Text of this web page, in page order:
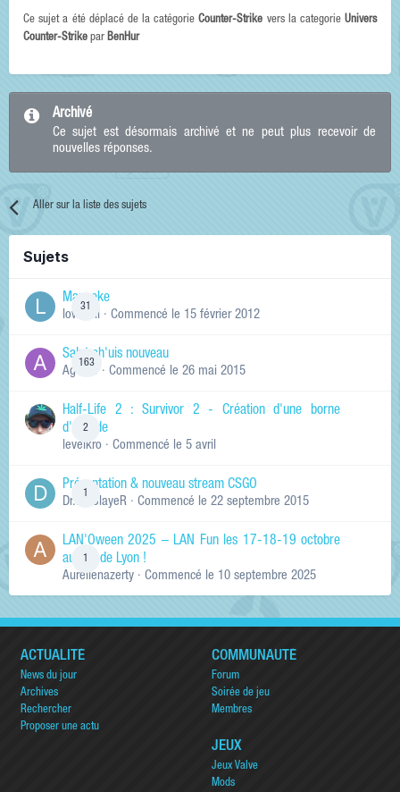
Ce sujet a été déplacé de la catégorieCounter-Strike vers la categorieUnivers
Counter-Strike par BenHur
Archivé
Ce sujet est désormais archivé et ne peut plus recevoir de
nouvelles réponses.
Aller sur la liste des sujets
Sujets
31
Manneke
lowskill · Commencé le 15 février 2012
163
Salut ch'uis nouveau
Ag0Nie · Commencé le 26 mai 2015
2
Half-Life 2 : Survivor 2 - Création d'une borne
d'arcade
levelkro · Commencé le 5 avril
Présentation & nouveau stream CSGO
Dr.KinSlayeR · Commencé le 22 septembre 2015
LAN'Oween 2025 – LAN Fun les 17-18-19 octobre
au sud de Lyon !
Aurelienazerty · Commencé le 10 septembre 2025
ACTUALITÉ
News du jour
Archives
Rechercher
Proposer une actu
COMMUNAUTÉ
Forum
Soirée de jeu
Membres
JEUX
Jeux Valve
Mods